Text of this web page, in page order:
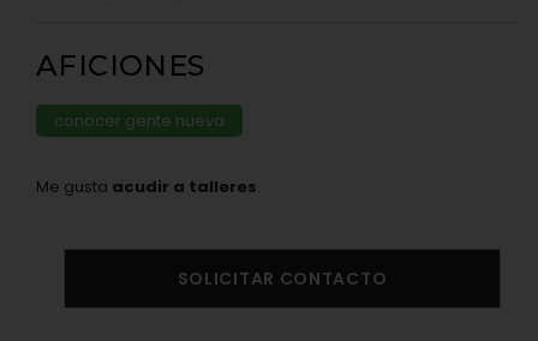
AFICIONES
conocer gente nueva
Me gusta acudir a talleres.
SOLICITAR CONTACTO